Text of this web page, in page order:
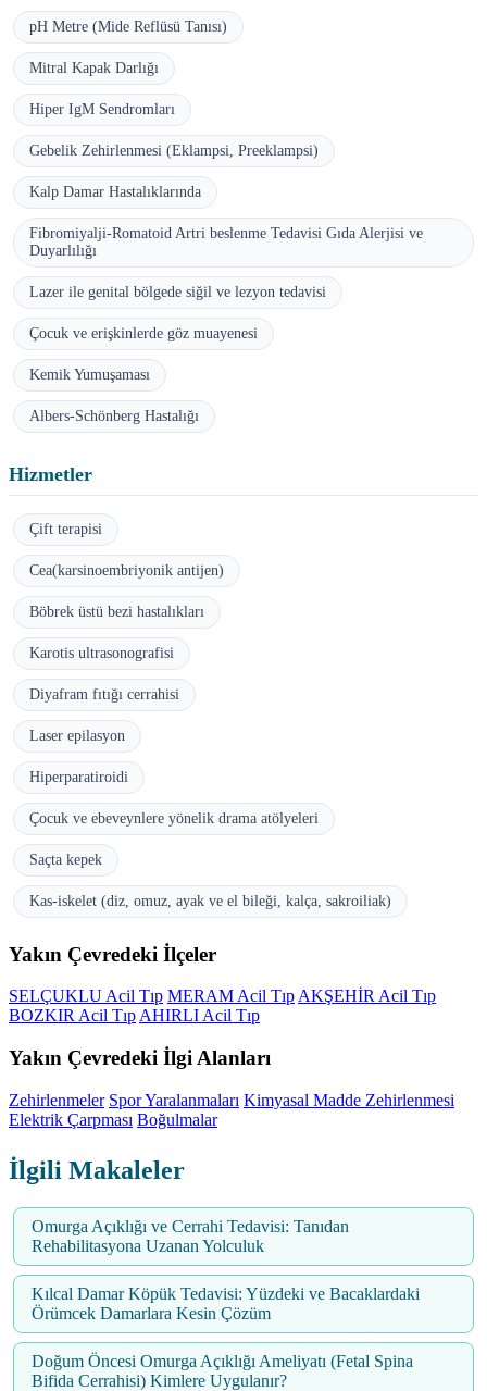
pH Metre (Mide Reflüsü Tanısı)
Mitral Kapak Darlığı
Hiper IgM Sendromları
Gebelik Zehirlenmesi (Eklampsi, Preeklampsi)
Kalp Damar Hastalıklarında
Fibromiyalji-Romatoid Artri beslenme Tedavisi Gıda Alerjisi ve
Duyarlılığı
Lazer ile genital bölgede siğil ve lezyon tedavisi
Çocuk ve erişkinlerde göz muayenesi
Kemik Yumuşaması
Albers-Schönberg Hastalığı
Hizmetler
Çift terapisi
Cea(karsinoembriyonik antijen)
Böbrek üstü bezi hastalıkları
Karotis ultrasonografisi
Diyafram fıtığı cerrahisi
Laser epilasyon
Hiperparatiroidi
Çocuk ve ebeveynlere yönelik drama atölyeleri
Saçta kepek
Kas-iskelet (diz, omuz, ayak ve el bileği, kalça, sakroiliak)
Yakın Çevredeki İlçeler
SELÇUKLU Acil Tıp MERAM Acil TıpAKŞEHİR Acil Tıp
BOZKIR Acil TıpAHIRLI Acil Tıp
Yakın Çevredeki İlgi Alanları
Zehirlenmeler Spor Yaralanmaları Kimyasal Madde Zehirlenmesi
Elektrik Çarpması Boğulmalar
İlgili Makaleler
Omurga Açıklığı ve Cerrahi Tedavisi: Tanıdan
Rehabilitasyona Uzanan Yolculuk
Kılcal Damar Köpük Tedavisi: Yüzdeki ve Bacaklardaki
Örümcek Damarlara Kesin Çözüm
Doğum Öncesi Omurga Açıklığı Ameliyatı (Fetal Spina
Bifida Cerrahisi) Kimlere Uygulanır?